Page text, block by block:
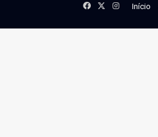
Início
Facebook
X Instagram